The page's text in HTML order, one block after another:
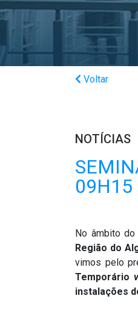
Voltar
NOTÍCIAS
No âmbito
Região do
vimos pelo
Temporário
instalações